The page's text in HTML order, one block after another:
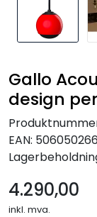
Gallo
design
EAN:
4.290,00
inkl. mva.